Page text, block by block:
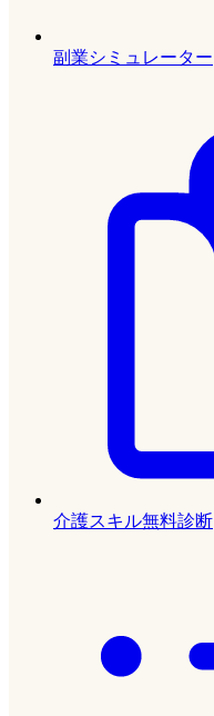
副業シミュレーター
介護スキル無料診断